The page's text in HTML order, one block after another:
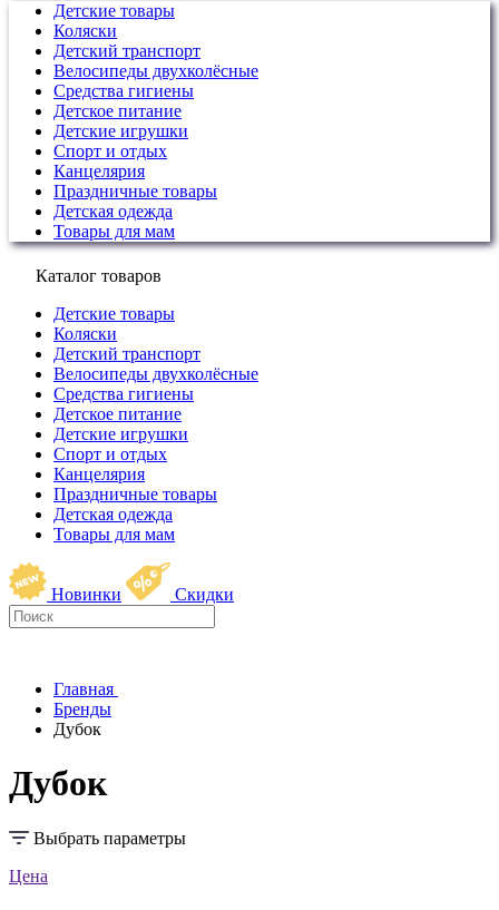
Детские товары
Коляски
Детский транспорт
Велосипеды двухколёсные
Средства гигиены
Детское питание
Детские игрушки
Спорт и отдых
Канцелярия
Праздничные товары
Детская одежда
Товары для мам
Каталог товаров
Детские товары
Коляски
Детский транспорт
Велосипеды двухколёсные
Средства гигиены
Детское питание
Детские игрушки
Спорт и отдых
Канцелярия
Праздничные товары
Детская одежда
Товары для мам
Новинки Скидки
Главная
Бренды
Дубок
Дубок
Выбрать параметры
Цена